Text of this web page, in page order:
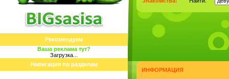
Рекомендуем
Ваша реклама тут?
Загрузка...
Навигация по разделам
ИНФОРМАЦИЯ